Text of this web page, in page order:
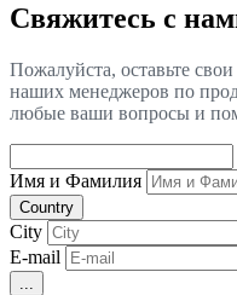
Свяжитесь с
Пожалуйста, оставьте
наших менеджеров по
любые ваши вопросы и
Имя и Фамилия
Country
City
E-mail